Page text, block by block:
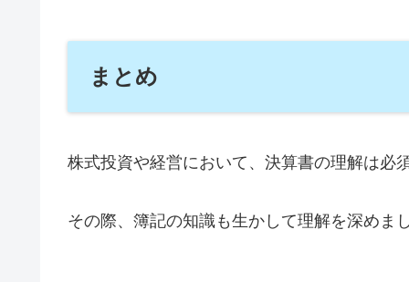
まとめ
株式投資や経営において、決算書の理解は必
その際、簿記の知識も生かして理解を深めま